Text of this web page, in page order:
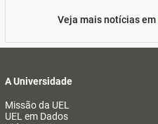
Veja mais notícias em
A Universidade
Missão da UEL
UEL em Dados